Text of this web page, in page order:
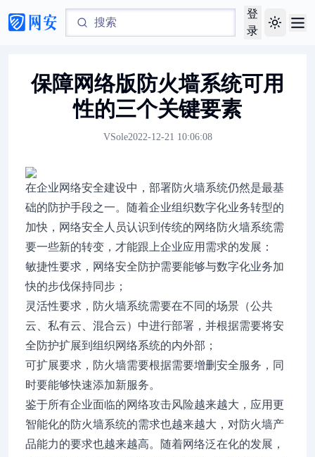
登
录
Toggle
保障网络版防火墙系统可用
性的三个关键要素
VSole2022-12-21 10:06:08
在企业网络安全建设中，部署防火墙系统仍然是最基
础的防护手段之一。随着企业组织数字化业务转型的
加快，网络安全人员认识到传统的网络防火墙系统需
要一些新的转变，才能跟上企业应用需求的发展：
敏捷性要求，网络安全防护需要能够与数字化业务加
快的步伐保持同步；
灵活性要求，防火墙系统需要在不同的场景（公共
云、私有云、混合云）中进行部署，并根据需要将安
全防护扩展到组织网络系统的内外部；
可扩展要求，防火墙需要根据需要增删安全服务，同
时要能够快速添加新服务。
鉴于所有企业面临的网络攻击风险越来越大，应用更
智能化的防火墙系统的需求也越来越大，对防火墙产
品能力的要求也越来越高。随着网络泛在化的发展，